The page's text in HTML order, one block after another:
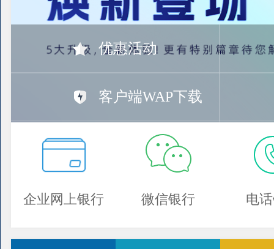
优惠活动
客户端WAP下载
企业网上银行 微信银行 电